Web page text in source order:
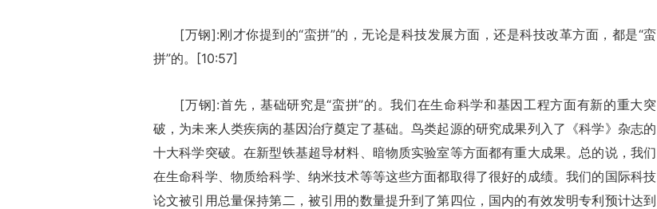
[万钢]:刚才你提到的“蛮拼”的，无论是科技发展方面，还是科技改革方面，都是“蛮
拼”的。[10:57]
[万钢]:首先，基础研究是“蛮拼”的。我们在生命科学和基因工程方面有新的重大突
破，为未来人类疾病的基因治疗奠定了基础。鸟类起源的研究成果列入了《科学》杂志的
十大科学突破。在新型铁基超导材料、暗物质实验室等方面都有重大成果。总的说，我们
在生命科学、物质给科学、纳米技术等等这些方面都取得了很好的成绩。我们的国际科技
论文被引用总量保持第二，被引用的数量提升到了第四位，国内的有效发明专利预计达到